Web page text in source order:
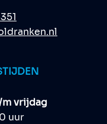
m vrijdag
uur